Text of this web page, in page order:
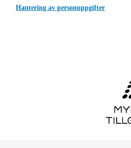
Hantering av personuppgifter